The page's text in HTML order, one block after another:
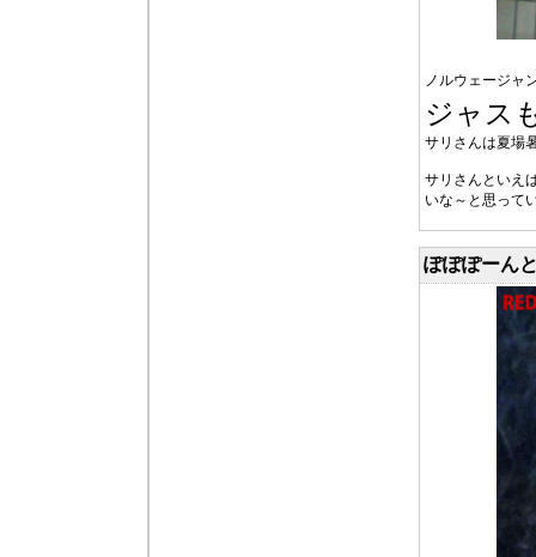
ノルウェージャ
ジャス
サリさんは夏場
サリさんといえ
いな～と思って
ぽぽぽーん